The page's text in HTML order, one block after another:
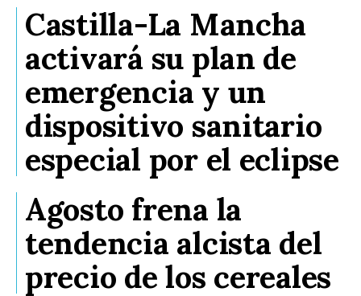
Castilla-La Mancha
activará su plan de
emergencia y un
dispositivo sanitario
especial por el eclipse
Agosto frena la
tendencia alcista del
precio de los cereales